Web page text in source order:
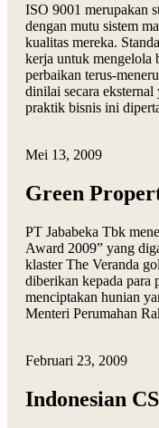
ISO 9001 merupakan
dengan mutu sistem
kualitas mereka.
kerja untuk mengelola
perbaikan terus-
dinilai secara
praktik bisnis ini
Mei 13, 2009
Green
PT Jababeka Tbk
Award 2009” yang
klaster The Veranda
diberikan kepada para
menciptakan hunian
Menteri Perumahan
Februari 23, 2009
Indonesian